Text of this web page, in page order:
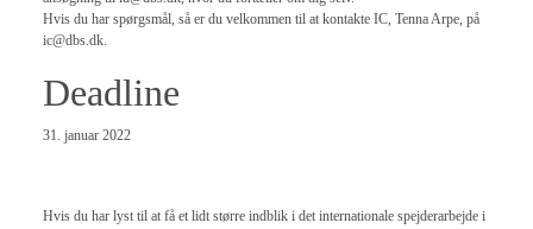
Hvis du har spørgsmål, så er du velkommen til at kontakte IC, Tenna Arpe, på
ic@dbs.dk.
Deadline
31. januar 2022
Hvis du har lyst til at få et lidt større indblik i det internationale spejderarbejde i